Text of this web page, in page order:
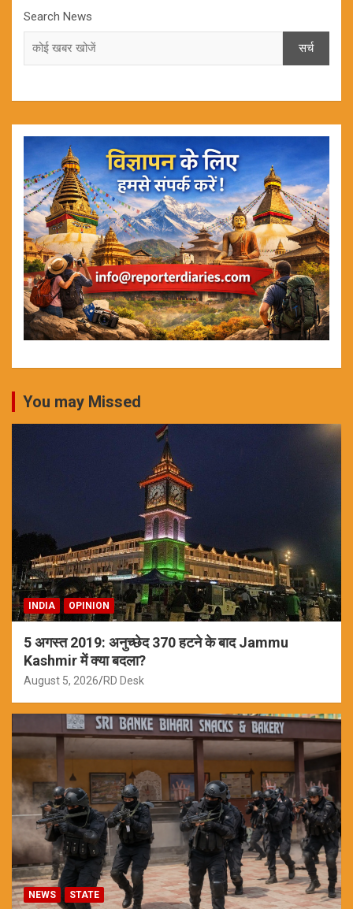
Search News
सर्च
You may Missed
INDIA OPINION
5 अगस्त 2019: अनुच्छेद 370 हटने के बाद Jammu
Kashmir में क्या बदला?
August 5, 2026 RD Desk
NEWS STATE